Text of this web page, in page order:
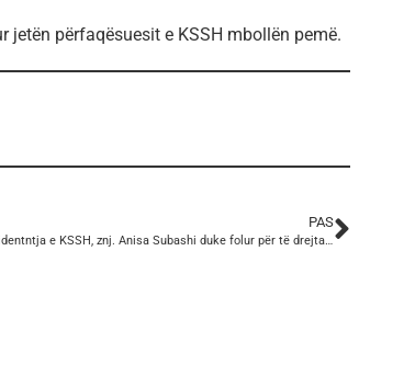
jetën përfaqësuesit e KSSH mbollën pemë.
PAS
Zëvendës Presidentntja e KSSH, znj. Anisa Subashi duke folur për të drejtat e punëtorëve dhe sindikalizmin në Shqipëri